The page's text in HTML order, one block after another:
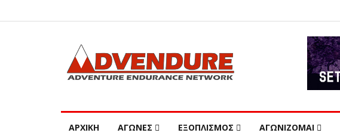
ΑΡΧΙΚΗ ΑΓΩΝΕΣ ΕΞΟΠΛΙΣΜΟΣ ΑΓΩΝΙΖΟΜΑΙ